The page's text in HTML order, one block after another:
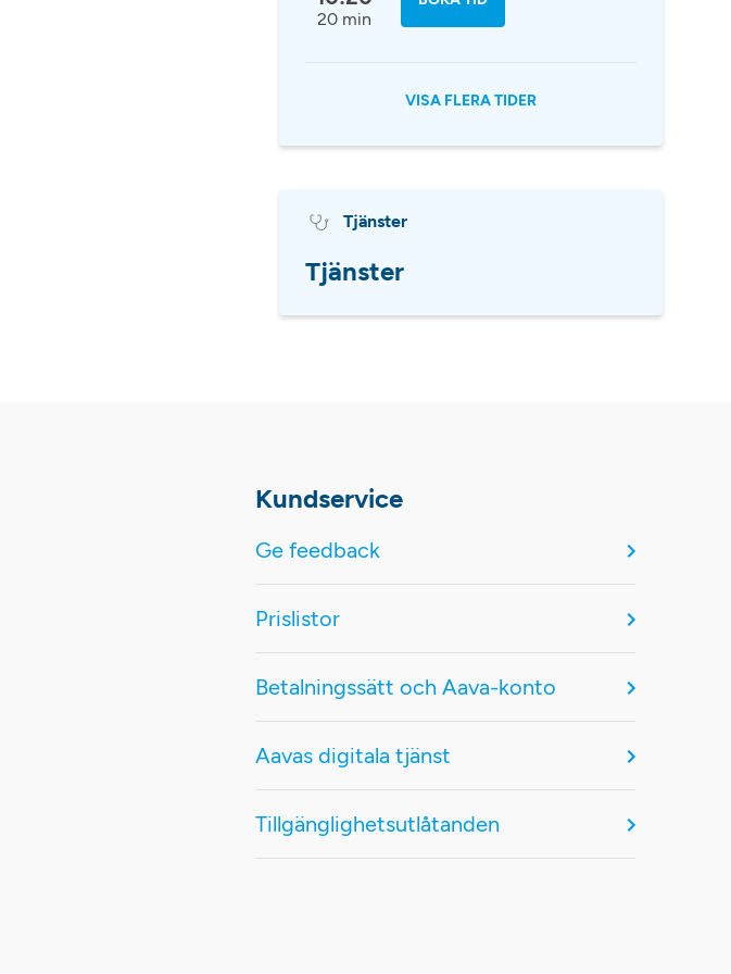
20 min
VISA FLERA TIDER
Tjänster
Tjänster
Kundservice
Ge feedback
Prislistor
Betalningssätt och Aava-konto
Aavas digitala tjänst
Tillgänglighetsutlåtanden